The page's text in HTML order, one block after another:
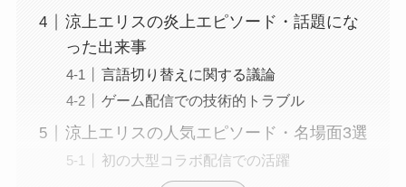
涼上エリスの炎上エピソード・話題にな
った出来事
言語切り替えに関する議論
ゲーム配信での技術的トラブル
涼上エリスの人気エピソード・名場面3選
初の大型コラボ配信での活躍